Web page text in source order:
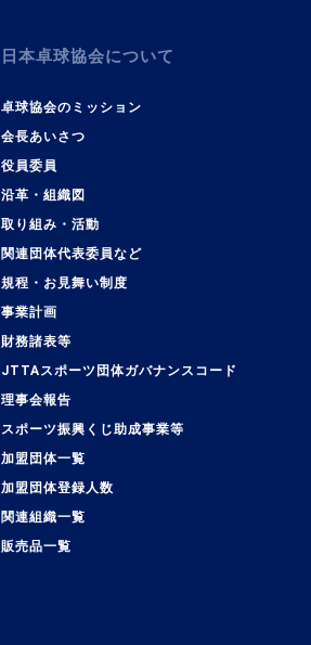
日本卓球協会について
卓球協会のミッション
会長あいさつ
役員委員
沿革・組織図
取り組み・活動
関連団体代表委員など
規程・お見舞い制度
事業計画
財務諸表等
JTTAスポーツ団体ガバナンスコード
理事会報告
スポーツ振興くじ助成事業等
加盟団体一覧
加盟団体登録人数
関連組織一覧
販売品一覧